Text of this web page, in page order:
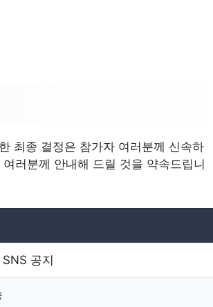
최종 결정은 참가자 여러분께 신속하
러분께 안내해 드릴 것을 약속드립니
공지